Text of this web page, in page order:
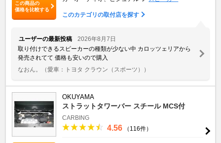
この商品の
価格を比較する
このカテゴリの取付店を探す
ユーザーの最新投稿
2026年8月7日
取り付けできるスピーカーの種類が少ない中 カロッツェリアから
発売されてて 価格も安いので購入
なおん。
（愛車：トヨタ クラウン（スポーツ））
OKUYAMA
ストラットタワーバー スチール MCS付
CARBING
4.56 （116件）